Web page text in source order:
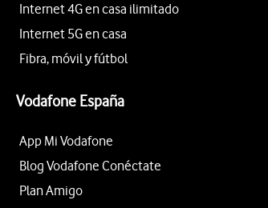
Internet 4G en casa ilimitado
Internet 5G en casa
Fibra, móvil y fútbol
Vodafone España
App Mi Vodafone
Blog Vodafone Conéctate
Plan Amigo